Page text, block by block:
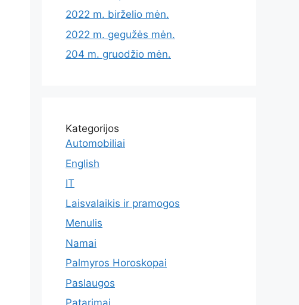
2022 m. birželio mėn.
2022 m. gegužės mėn.
204 m. gruodžio mėn.
Kategorijos
Automobiliai
English
IT
Laisvalaikis ir pramogos
Menulis
Namai
Palmyros Horoskopai
Paslaugos